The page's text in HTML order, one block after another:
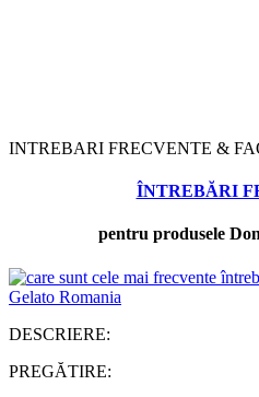
INTREBARI FRECVENTE &
ÎNTREBĂRI
pentru produsele
DESCRIERE:
PREGĂTIRE: